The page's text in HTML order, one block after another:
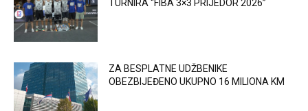
TURNIRA “FIBA 3×3 PRIJEDOR 2026”
ZA BESPLATNE UDŽBENIKE
OBEZBIJEĐENO UKUPNO 16 MILIONA KM